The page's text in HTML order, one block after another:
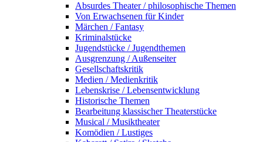
Absurdes Theater / philosophische Themen
Von Erwachsenen für Kinder
Märchen / Fantasy
Kriminalstücke
Jugendstücke / Jugendthemen
Ausgrenzung / Außenseiter
Gesellschaftskritik
Medien / Medienkritik
Lebenskrise / Lebensentwicklung
Historische Themen
Bearbeitung klassischer Theaterstücke
Musical / Musiktheater
Komödien / Lustiges